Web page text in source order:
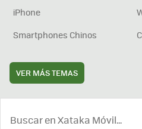
iPhone
Smartphones Chinos
VER MÁS TEMAS